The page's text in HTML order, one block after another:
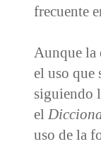
frecuente
Aunque la
el uso que
siguiendo
el
uso de la